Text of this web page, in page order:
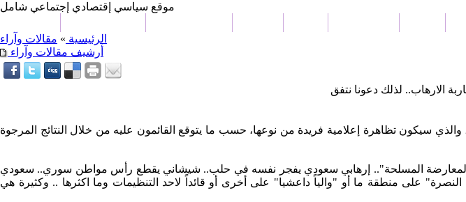
موقع سياسي إقتصادي إجتماعي شامل
الرئيسية » مقالات وآراء
أرشيف مقالات وآراء
الارهاب.. لذلك دعونا نتفق
مع الاعلان عن التحضير لمؤتمر دولي لمكافحة الارهاب سيعقد في دمشق يومي 24/25 تموز 2015، والذي سيكون تظاهرة إعلامية فريدة من نوعها، حسب ما يتوقع القائمون عليه من خلال النتائج المرجوة
بـ"المعارضة المسلحة".. إرهابي سعودي يفجر نفسه في حلب.. شيشاني يقطع رأس مواطن سوري.. سعودي
على منطقة ما أو "والياً داعشيا" على أخرى أو قائداً لاحد التنظيمات وما اكثرها .. وكثيرة هي